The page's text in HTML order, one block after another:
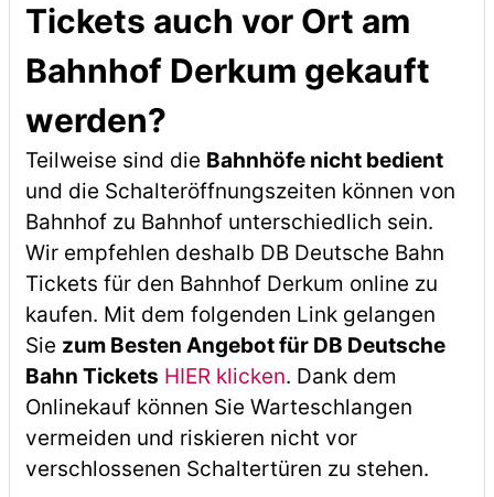
Tickets auch vor Ort am
Bahnhof Derkum gekauft
werden?
Teilweise sind die Bahnhöfe nicht bedient
und die Schalteröffnungszeiten können von
Bahnhof zu Bahnhof unterschiedlich sein.
Wir empfehlen deshalb DB Deutsche Bahn
Tickets für den Bahnhof Derkum online zu
kaufen. Mit dem folgenden Link gelangen
Sie zum Besten Angebot für DB Deutsche
Bahn Tickets HIER klicken. Dank dem
Onlinekauf können Sie Warteschlangen
vermeiden und riskieren nicht vor
verschlossenen Schaltertüren zu stehen.